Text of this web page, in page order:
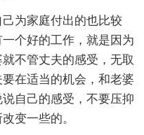
为家庭付出的也比较
个好的工作，就是因为
不管丈夫的感受，无取
在适当的机会，和老婆
自己的感受，不要压抑
变一些的。